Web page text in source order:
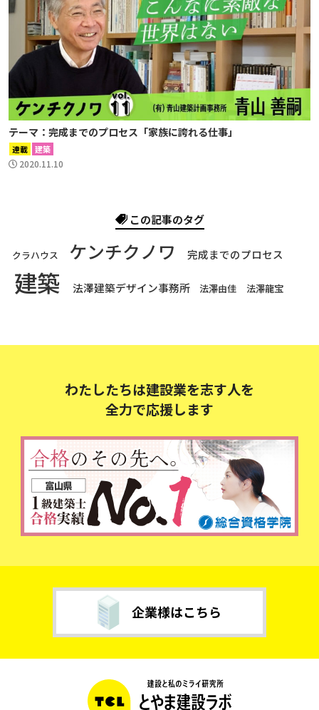
テーマ：完成までのプロセス「家族に誇れる仕事」
連載 建築
2020.11.10
この記事のタグ
クラハウス ケンチクノワ 完成までのプロセス
建築 法澤建築デザイン事務所 法澤由佳 法澤龍宝
わたしたちは建設業を志す人を
全力で応援します